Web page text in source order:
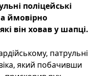
поліцейські
ймовірно
він ховав у шапці.
патрульні
який побачивши